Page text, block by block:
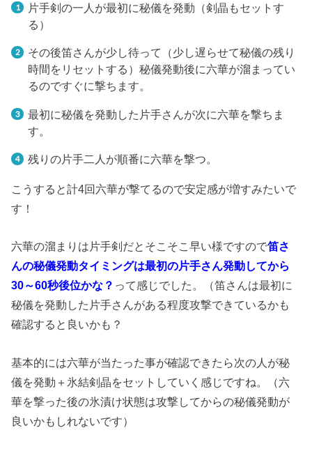
片手剣の一人が最初に秘儀を発動（剣晶もセットす
る）
その後笛さんが少し待って（少し遅らせて秘儀の残り
時間をリセットする）秘儀発動後に六華が溜まってい
るのですぐに撃ちます。
最初に秘儀を発動した片手さんが次に六華を撃ちま
す。
残りの片手二人が順番に六華を撃つ。
こうすると計4回六華が撃てるので安定感が増すみたいで
す！
六華の溜まりは片手剣だとそこそこ早い様ですので笛さ
んの秘儀発動タイミングは最初の片手さん発動してから
30～60秒後位かな？ って感じでした。（笛さんは最初に
秘儀を発動した片手さんがある程度攻撃できているかも
確認すると良いかも？
基本的には六華が当たった事が確認できたら次の人が秘
儀を発動＋氷結剣晶をセットしていく感じですね。（六
華を撃った後の氷漬け状態は攻撃してからの秘儀発動が
良いかもしれないです）